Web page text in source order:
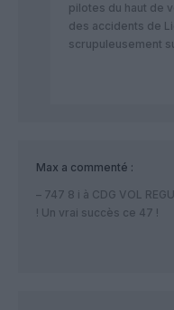
pilotes du haut de
des accidents de
scrupuleusement
Max a commenté :
– 747 8 i à CDG VOL
! Un vrai succès ce 47 !